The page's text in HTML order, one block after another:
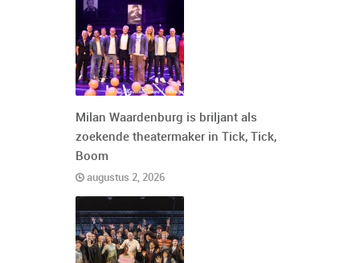
Milan Waardenburg is briljant als
zoekende theatermaker in Tick, Tick,
Boom
augustus 2, 2026